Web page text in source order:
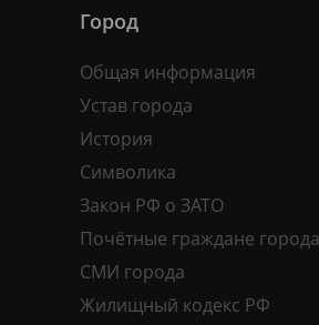
Город
Общая информация
Устав города
История
Символика
Закон РФ о ЗАТО
Почётные граждане города
СМИ города
Жилищный кодекс РФ